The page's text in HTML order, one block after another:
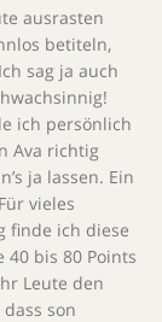
ausrasten
betiteln,
sag ja auch
ich persönlich
Ava richtig
ja lassen. Ein
vieles
finde ich diese
bis 80 Points
Leute den
son